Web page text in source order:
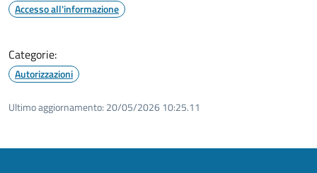
Accesso all'informazione
Categorie:
Autorizzazioni
Ultimo aggiornamento: 20/05/2026 10:25.11